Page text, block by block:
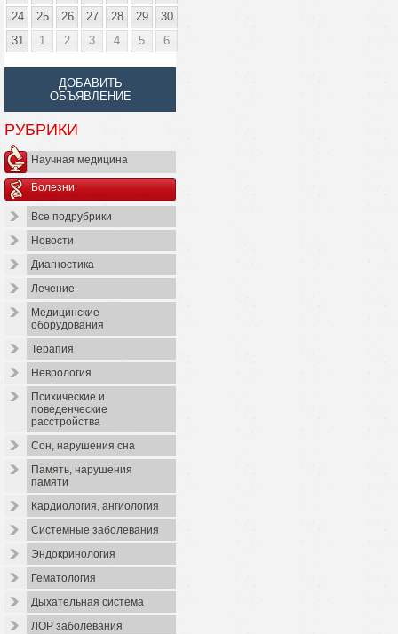
24
25 26 27 28 29
30
31
1 2 3 4 5 6
ДОБАВИТЬ
ОБЪЯВЛЕНИЕ
РУБРИКИ
Научная медицина
Болезни
Все подрубрики
Новости
Диагностика
Лечение
Медицинские
оборудования
Терапия
Неврология
Психические и
поведенческие
расстройства
Сон, нарушения сна
Память, нарушения
памяти
Кардиология, ангиология
Системные заболевания
Эндокринология
Гематология
Дыхательная система
ЛОР заболевания